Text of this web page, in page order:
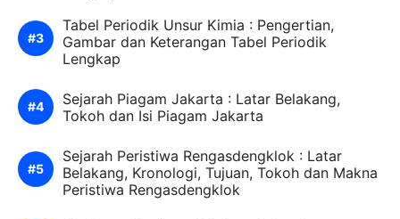
Tabel Periodik Unsur Kimia : Pengertian,
Gambar dan Keterangan Tabel Periodik
Lengkap
Sejarah Piagam Jakarta : Latar Belakang,
Tokoh dan Isi Piagam Jakarta
Sejarah Peristiwa Rengasdengklok : Latar
Belakang, Kronologi, Tujuan, Tokoh dan Makna
Peristiwa Rengasdengklok